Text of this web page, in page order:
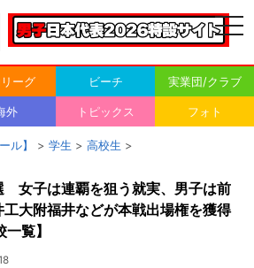
ーグ ビーチ 実業団/クラブ
外 トピックス フォト
ル】 > 学生 > 高校生 >
女子は連覇を狙う就実、男子は前
工大附福井などが本戦出場権を獲得
覧】